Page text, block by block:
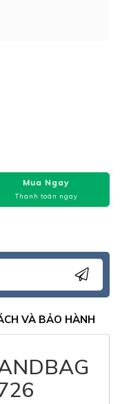
Mua Ngay
Thanh toán ngay
VÀ BẢO HÀNH